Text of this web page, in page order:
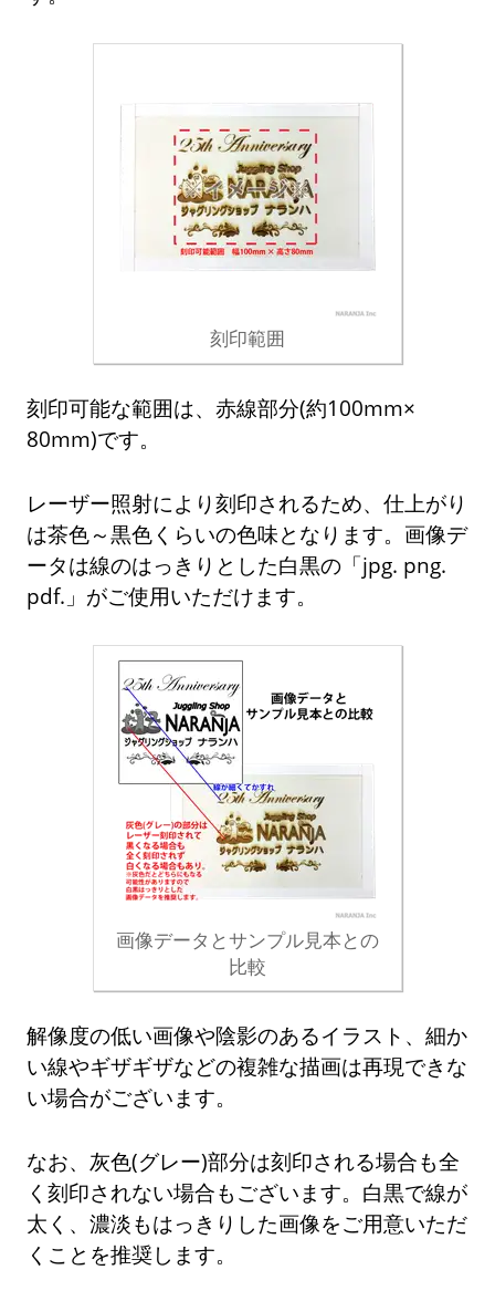
刻印範囲
刻印可能な範囲は、赤線部分(約100mm×
80mm)です。
レーザー照射により刻印されるため、仕上がり
は茶色～黒色くらいの色味となります。画像デ
ータは線のはっきりとした白黒の「jpg. png.
pdf.」がご使用いただけます。
画像データとサンプル見本との
比較
解像度の低い画像や陰影のあるイラスト、細か
い線やギザギザなどの複雑な描画は再現できな
い場合がございます。
なお、灰色(グレー)部分は刻印される場合も全
く刻印されない場合もございます。白黒で線が
太く、濃淡もはっきりした画像をご用意いただ
くことを推奨します。